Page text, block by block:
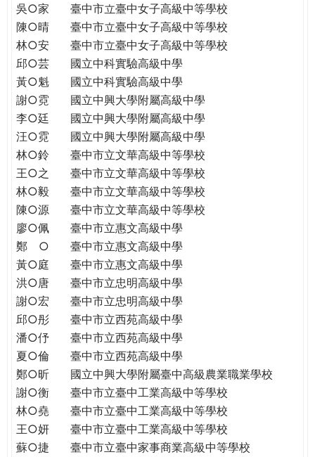
民。
WAGOR
TODAY
THE
WORLD
TOMORROW
PUTTING
YOU
THE
PATH
GLOBAL
CITIZENSHIP
吳○家
臺中市立臺中女子高級中等學校
陳○晴
臺中市立臺中女子高級中等學校
林○安
臺中市立臺中女子高級中等學校
邱○芸
國立中科實驗高級中學
黃○魁
國立中科實驗高級中學
謝○霓
國立中興大學附屬高級中學
李○廷
國立中興大學附屬高級中學
汪○霓
國立中興大學附屬高級中學
林○鈴
臺中市立文華高級中等學校
王○之
臺中市立文華高級中等學校
林○毅
臺中市立文華高級中等學校
陳○源
臺中市立文華高級中等學校
廖○佩
臺中市立惠文高級中學
鄭 ○
臺中市立惠文高級中學
黃○庭
臺中市立惠文高級中學
洪○唐
臺中市立忠明高級中學
謝○宏
臺中市立忠明高級中學
邱○彤
臺中市立西苑高級中學
潘○伃
臺中市立西苑高級中學
夏○倫
臺中市立西苑高級中學
鄭○昕
國立中興大學附屬臺中高級農業職業學校
謝○衡
臺中市立臺中工業高級中等學校
林○堯
臺中市立臺中工業高級中等學校
王○妍
臺中市立臺中工業高級中等學校
蘇○捷
臺中市立臺中家事商業高級中等學校